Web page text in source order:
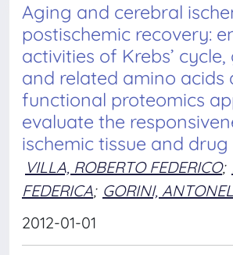
Aging and cerebral
postischemic recovery:
activities of Krebs’
and related amino acids
functional proteomics
evaluate the
ischemic tissue and
VILLA, ROBERTO FEDERICO;
FEDERICA; GORINI,
2012-01-01